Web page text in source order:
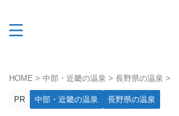
HOME > 中部・近畿の温泉 > 長野県の温泉 >
PR 中部・近畿の温泉 長野県の温泉